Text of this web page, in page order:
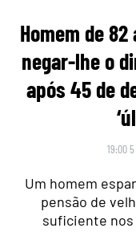
Homem de
negar-lhe o
após 45 de
19:00
Um homem
pensão de
suficiente nos